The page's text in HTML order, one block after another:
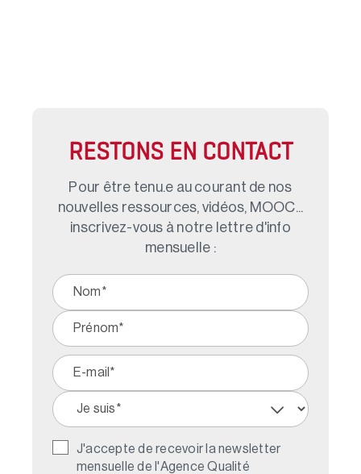
RESTONS EN CONTACT
Pour être tenu.e au courant de nos
nouvelles ressources, vidéos, MOOC...
inscrivez-vous à notre lettre d'info
mensuelle :
J'accepte de recevoir la newsletter
mensuelle de l'Agence Qualité